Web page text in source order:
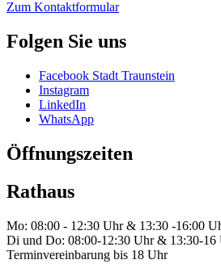
Zum Kontaktformular
Folgen Sie uns
Facebook Stadt Traunstein
Instagram
LinkedIn
WhatsApp
Öffnungszeiten
Rathaus
Mo: 08:00 - 12:30 Uhr & 13:30 -16:00
Di und Do: 08:00-12:30 Uhr & 13:30-16
Terminvereinbarung bis 18 Uhr